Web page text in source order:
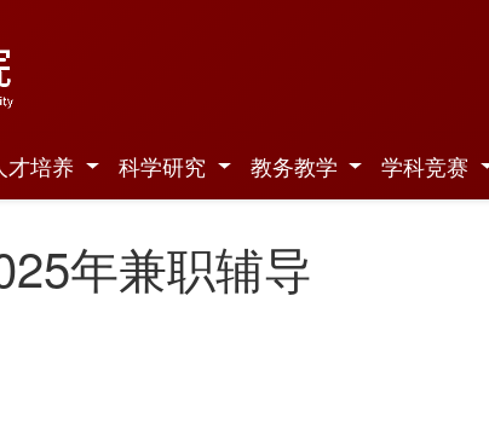
才培养 科学研究 教务教学 学科竞赛
年兼职辅导